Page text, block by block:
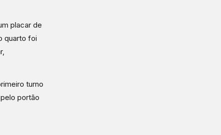
placar de
quarto foi
turno
portão